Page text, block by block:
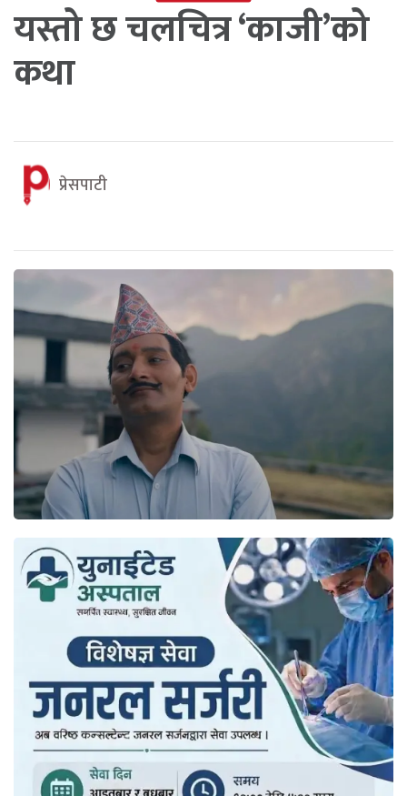
यस्तो छ चलचित्र ‘काजी’को
कथा
प्रेसपाटी